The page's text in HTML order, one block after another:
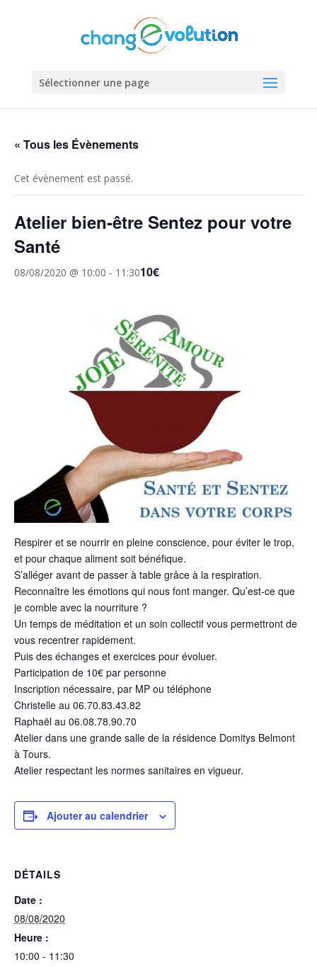
Sélectionner une page
« Tous les Évènements
Cet évènement est passé.
Atelier bien-être Sentez pour votre
Santé
08/08/2020 @ 10:00 - 11:3010€
Respirer et se nourrir en pleine conscience, pour éviter le trop,
et pour chaque aliment soit bénéfique.
S’alléger avant de passer à table grâce à la respiration.
Reconnaître les émotions qui nous font manger. Qu’est-ce que
je comble avec la nourriture ?
Un temps de méditation et un soin collectif vous permettront de
vous recentrer rapidement.
Puis des échanges et exercices pour évoluer.
Participation de 10€ par personne
Inscription nécessaire, par MP ou téléphone
Christelle au 06.70.83.43.82
Raphaël au 06.08.78.90.70
Atelier dans une grande salle de la résidence Domitys Belmont
à Tours.
Atelier respectant les normes sanitaires en vigueur.
Ajouter au calendrier
DÉTAILS
Date :
08/08/2020
Heure :
10:00 - 11:30